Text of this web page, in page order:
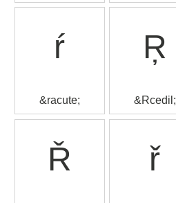
ŕ
&racute;
Ŗ
&Rcedil;
Ř ř